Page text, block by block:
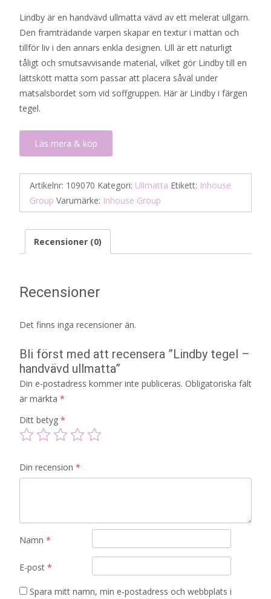
Lindby är en handvävd ullmatta vävd av ett melerat ullgarn.
Den framträdande varpen skapar en textur i mattan och
tillför liv i den annars enkla designen. Ull är ett naturligt
tåligt och smutsavvisande material, vilket gör Lindby till en
lättskött matta som passar att placera såväl under
matsalsbordet som vid soffgruppen. Här är Lindby i färgen
tegel.
Läs mera & köp
Artikelnr: 109070 Kategori: Ullmatta Etikett: Inhouse
Group Varumärke: Inhouse Group
Recensioner (0)
Recensioner
Det finns inga recensioner än.
Bli först med att recensera ”Lindby tegel –
handvävd ullmatta”
Din e-postadress kommer inte publiceras. Obligatoriska fält
är märkta *
Ditt betyg *
Din recension *
Namn *
E-post *
Spara mitt namn, min e-postadress och webbplats i